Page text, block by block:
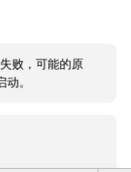
败，可能的原
。